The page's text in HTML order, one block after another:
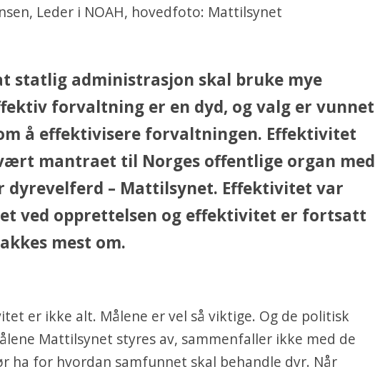
Leder i NOAH, hovedfoto: Mattilsynet
statlig administrasjon skal bruke mye
forvaltning er en dyd, og valg er vunnet
å effektivisere forvaltningen. Effektivitet
mantraet til Norges offentlige organ med
dyrevelferd – Mattilsynet. Effektivitet var
ved opprettelsen og effektivitet er fortsatt
mest om.
er ikke alt. Målene er vel så viktige. Og de politisk
Mattilsynet styres av, sammenfaller ikke med de
ha for hvordan samfunnet skal behandle dyr. Når